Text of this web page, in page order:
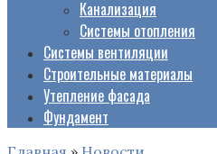
Канализация
Системы отопления
Системы вентиляции
Строительные материалы
Утепление фасада
Фундамент